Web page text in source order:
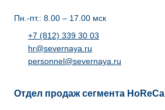
Пн.-пт.: 8.00 – 17.00 мск
+7 (812) 339 30 03
hr@severnaya.ru
personnel@severnaya.ru
Отдел продаж сегмента HoReCa